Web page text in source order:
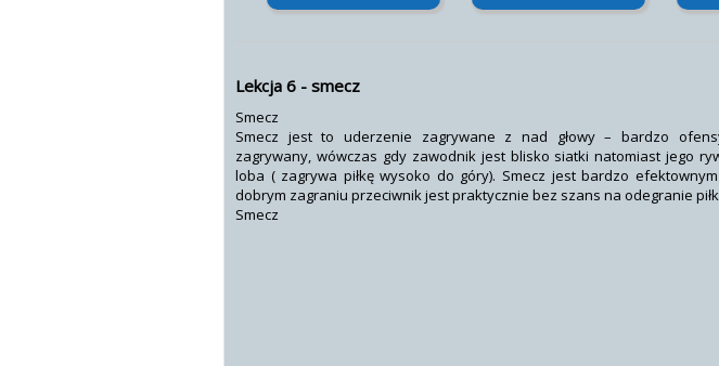
Lekcja 6 - smecz
Smecz
Smecz jest to uderzenie zagrywane z nad głowy – bardzo
zagrywany, wówczas gdy zawodnik jest blisko siatki natomiast jego
loba ( zagrywa piłkę wysoko do góry). Smecz jest bardzo
dobrym zagraniu przeciwnik jest praktycznie bez szans na odegranie
Smecz